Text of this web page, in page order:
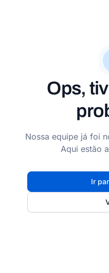
Ops,
Nossa equipe já foi
Aqui estão
Ir